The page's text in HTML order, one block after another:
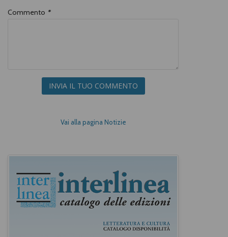
Commento *
INVIA IL TUO COMMENTO
Vai alla pagina Notizie